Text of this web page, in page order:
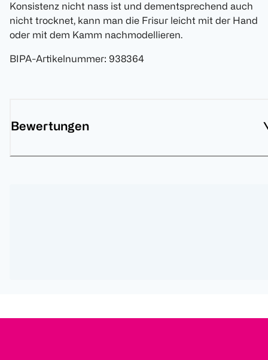
Konsistenz nicht nass ist und dementsprechend auch
nicht trocknet, kann man die Frisur leicht mit der Hand
oder mit dem Kamm nachmodellieren.
BIPA-Artikelnummer: 938364
Bewertungen